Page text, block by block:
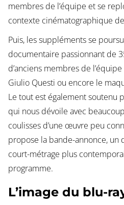
membres de l’équipe et se
contexte cinématographique
Puis, les suppléments se
documentaire passionnant de
d’anciens membres de
Giulio Questi ou encore le
Le tout est également soutenu
qui nous dévoile avec
coulisses d’une œuvre peu
propose la bande-annonce, un
court-métrage plus
programme.
L’image du blu-